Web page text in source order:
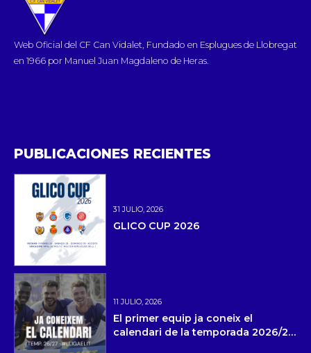
Web Oficial del CF Can Vidalet, Fundado en Esplugues de Llobregat
en 1966 por Manuel Juan Magdaleno de Heras.
PUBLICACIONES RECIENTES
31 JULIO, 2026
GLICO CUP 2026
11 JULIO, 2026
El primer equip ja coneix el
calendari de la temporada 2026/27